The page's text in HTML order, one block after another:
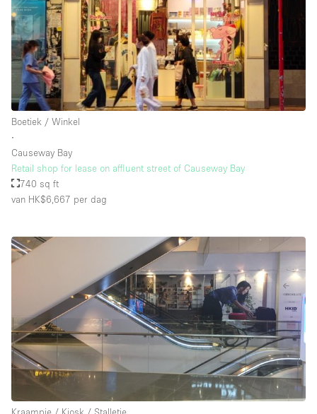
Verlichting
Verwarming
Voorraadkamer
Water Access
Whitebox / Minimaal
Verdieping/Toegang:
Souterrain
Begane grond straatkant
Boven
Overig
Boetiek / Winkel
∙
Causeway Bay
Retail shop for lease on affluent street of Causeway Bay
740 sq ft
van HK$6,667 per dag
Kraampje / Kiosk / Stalletje